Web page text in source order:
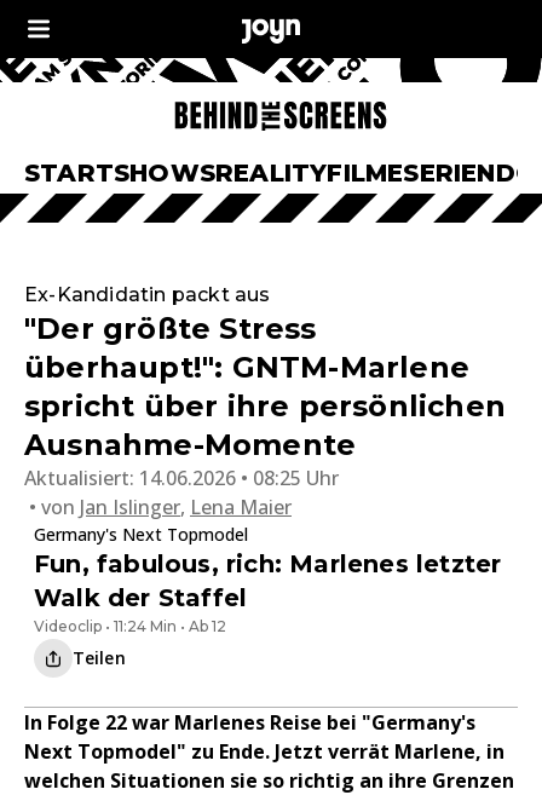
STARTSHOWSREALITYFILMESERIEN
Ex-Kandidatin packt aus
"Der größte Stress
überhaupt!": GNTM-Marlene
spricht über ihre persönlichen
Ausnahme-Momente
Aktualisiert: 14.06.2026 • 08:25 Uhr
von Jan Islinger, Lena Maier
Germany's Next Topmodel
Fun, fabulous, rich: Marlenes letzter
Walk der Staffel
Videoclip • 11:24 Min • Ab 12
Teilen
In Folge 22 war Marlenes Reise bei "Germany's
Next Topmodel" zu Ende. Jetzt verrät Marlene, in
welchen Situationen sie so richtig an ihre Grenzen